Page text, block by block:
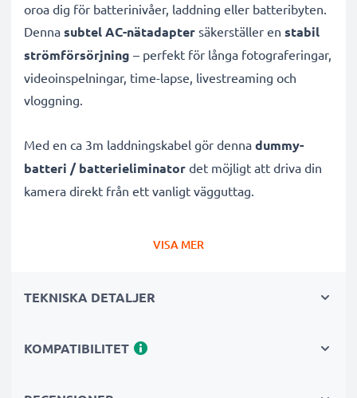
oroa dig för batterinivåer, laddning eller batteribyten.
Denna subtel AC-nätadapter säkerställer en stabil
strömförsörjning – perfekt för långa fotograferingar,
videoinspelningar, time-lapse, livestreaming och
vloggning.
Med en ca 3m laddningskabel gör denna dummy-
batteri / batterieliminator det möjligt att driva din
kamera direkt från ett vanligt vägguttag.
✔Inga laddningsavbrott
kontinuerlig uppspelning
kompatibel)
VISA MER
TEKNISKA DETALJER
KOMPATIBILITET